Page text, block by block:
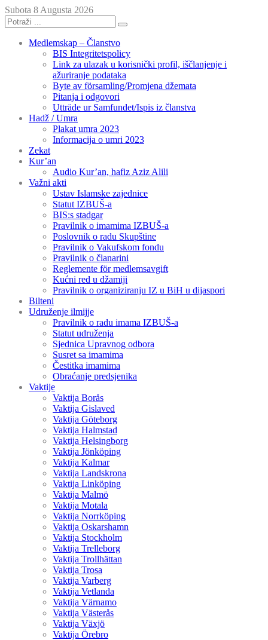
Subota 8 Augusta 2026
Medlemskap – Članstvo
BIS Integritetspolicy
Link za ulazak u korisnički profil, iščlanjenje i
ažuriranje podataka
Byte av församling/Promjena džemata
Pitanja i odgovori
Utträde ur Samfundet/Ispis iz članstva
Hadž / Umra
Plakat umra 2023
Informacija o umri 2023
Zekat
Kur’an
Audio Kur’an, hafiz Aziz Alili
Važni akti
Ustav Islamske zajednice
Statut IZBUŠ-a
BIS:s stadgar
Pravilnik o imamima IZBUŠ-a
Poslovnik o radu Skupštine
Pravilnik o Vakufskom fondu
Pravilnik o članarini
Reglemente för medlemsavgift
Kućni red u džamiji
Pravilnik o organiziranju IZ u BiH u dijaspori
Bilteni
Udruženje ilmijje
Pravilnik o radu imama IZBUŠ-a
Statut udruženja
Sjednica Upravnog odbora
Susret sa imamima
Čestitka imamima
Obraćanje predsjenika
Vaktije
Vaktija Borås
Vaktija Gislaved
Vaktija Göteborg
Vaktija Halmstad
Vaktija Helsingborg
Vaktija Jönköping
Vaktija Kalmar
Vaktija Landskrona
Vaktija Linköping
Vaktija Malmö
Vaktija Motala
Vaktija Norrköping
Vaktija Oskarshamn
Vaktija Stockholm
Vaktija Trelleborg
Vaktija Trollhättan
Vaktija Trosa
Vaktija Varberg
Vaktija Vetlanda
Vaktija Värnamo
Vaktija Västerås
Vaktija Växjö
Vaktija Örebro